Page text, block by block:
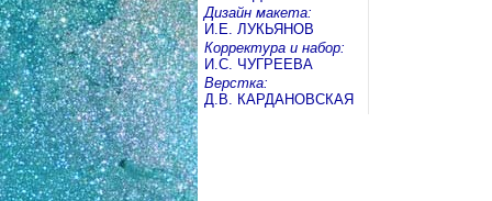
Дизайн макета:
И.Е. ЛУКЬЯНОВ
Корректура и набор:
И.С. ЧУГРЕЕВА
Верстка:
Д.В. КАРДАНОВСКАЯ